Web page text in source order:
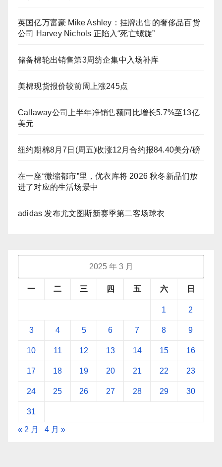
英国亿万富豪 Mike Ashley：挂牌出售的奢侈品百货
公司 Harvey Nichols 正陷入“死亡螺旋”
储备棉轮出销售第3周纺企集中入场补库
美棉现货报价较前周上涨245点
Callaway公司上半年净销售额同比增长5.7%至13亿
美元
纽约期棉8月7日(周五)收涨12月合约报84.40美分/磅
在一座“微缩都市”里，优衣库将 2026 秋冬新品们放
进了对应的生活场景中
adidas 发布尤文图斯新赛季第二客场球衣
2025 年 3 月
一 二 三 四 五 六 日
1 2
3 4 5 6 7 8 9
10 11 12 13 14 15 16
17 18 19 20 21 22 23
24 25 26 27 28 29 30
31
« 2 月 4 月 »